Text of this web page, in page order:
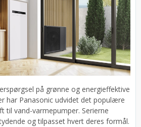
på grønne og energieffektive
har Panasonic udvidet det populære
til vand-varmepumper. Serierne
og tilpasset hvert deres formål.